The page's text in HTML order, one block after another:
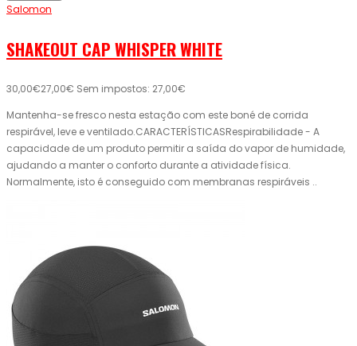
Salomon
SHAKEOUT CAP WHISPER WHITE
30,00€27,00€ Sem impostos: 27,00€
Mantenha-se fresco nesta estação com este boné de corrida
respirável, leve e ventilado.CARACTERÍSTICASRespirabilidade - A
capacidade de um produto permitir a saída do vapor de humidade,
ajudando a manter o conforto durante a atividade física.
Normalmente, isto é conseguido com membranas respiráveis ..